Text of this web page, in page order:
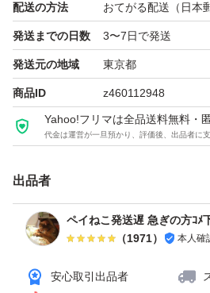
小学校
幼稚園
入学
入園
配送の方法 おてがる配送（日本
発送までの日数 3〜7日で発送
発送元の地域 東京都
商品ID z460112948
Yahoo!フリマは全品送料無料・
代金は運営が一旦預かり、評価後、出品者に
出品者
ペイねこ発送遅 急ぎの方ｺﾒ
（1971） 本人確
安心取引出品者